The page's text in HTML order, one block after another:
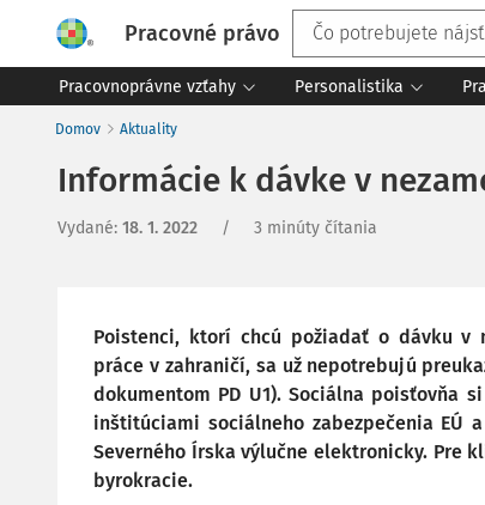
Pracovné právo
Pracovnoprávne vzťahy Personalistika
Domov Aktuality
Informácie k dávke v
Vydané: 18. 1. 2022 / 3 minúty čítania
Poistenci, ktorí chcú požiadať o dávku v
práce v zahraničí, sa už nepotrebujú
dokumentom PD U1). Sociálna poisťovňa
inštitúciami sociálneho zabezpečenia EÚ
Severného Írska výlučne elektronicky. Pre
byrokracie.